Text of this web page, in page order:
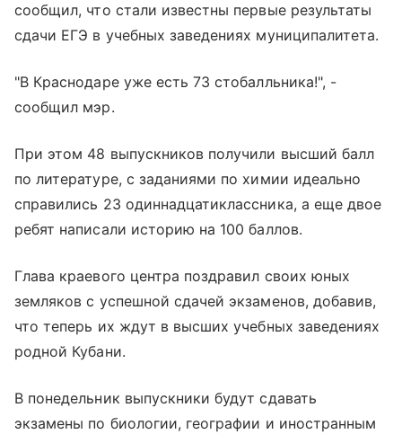
сообщил, что стали известны первые результаты
сдачи ЕГЭ в учебных заведениях муниципалитета.
"В Краснодаре уже есть 73 стобалльника!", -
сообщил мэр.
При этом 48 выпускников получили высший балл
по литературе, с заданиями по химии идеально
справились 23 одиннадцатиклассника, а еще двое
ребят написали историю на 100 баллов.
Глава краевого центра поздравил своих юных
земляков с успешной сдачей экзаменов, добавив,
что теперь их ждут в высших учебных заведениях
родной Кубани.
В понедельник выпускники будут сдавать
экзамены по биологии, географии и иностранным